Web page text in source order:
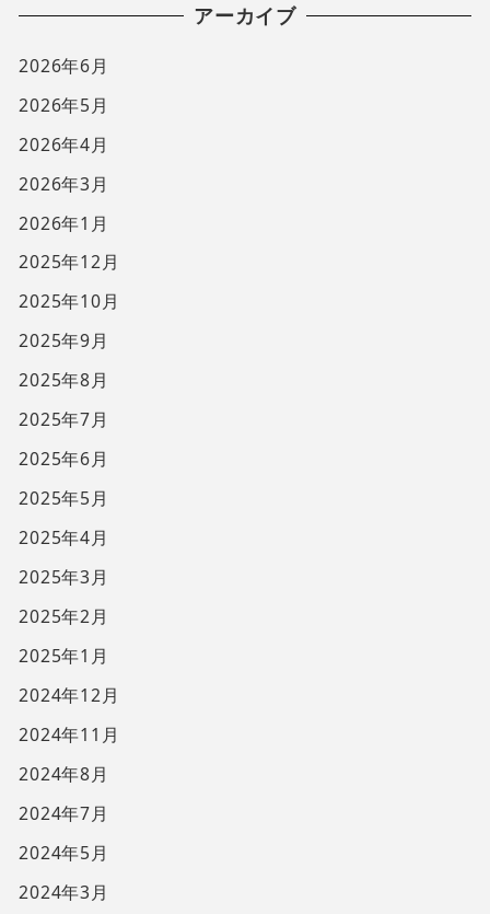
アーカイブ
2026年6月
2026年5月
2026年4月
2026年3月
2026年1月
2025年12月
2025年10月
2025年9月
2025年8月
2025年7月
2025年6月
2025年5月
2025年4月
2025年3月
2025年2月
2025年1月
2024年12月
2024年11月
2024年8月
2024年7月
2024年5月
2024年3月